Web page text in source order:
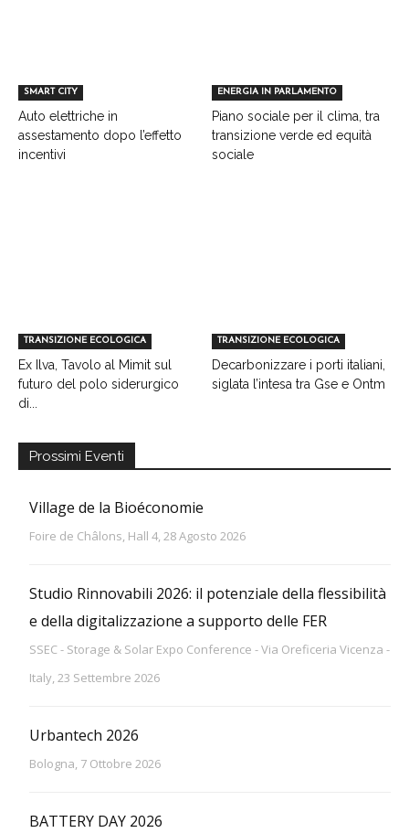
SMART CITY
Auto elettriche in
assestamento dopo l’effetto
incentivi
ENERGIA IN PARLAMENTO
Piano sociale per il clima, tra
transizione verde ed equità
sociale
TRANSIZIONE ECOLOGICA
Ex Ilva, Tavolo al Mimit sul
futuro del polo siderurgico
di...
TRANSIZIONE ECOLOGICA
Decarbonizzare i porti italiani,
siglata l’intesa tra Gse e Ontm
Prossimi Eventi
Village de la Bioéconomie
Foire de Châlons, Hall 4, 28 Agosto 2026
Studio Rinnovabili 2026: il potenziale della flessibilità
e della digitalizzazione a supporto delle FER
SSEC - Storage & Solar Expo Conference - Via Oreficeria Vicenza -
Italy, 23 Settembre 2026
Urbantech 2026
Bologna, 7 Ottobre 2026
BATTERY DAY 2026